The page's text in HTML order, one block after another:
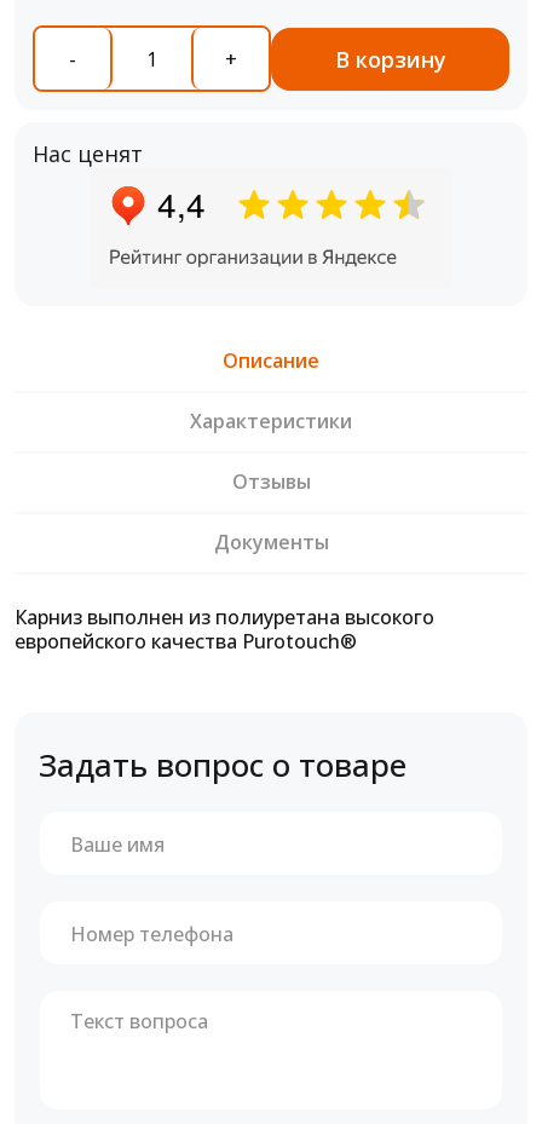
- + В корзину
Нас ценят
Описание
Характеристики
Отзывы
Документы
Карниз выполнен из полиуретана высокого
европейского качества Purotouch®
Задать вопрос о товаре